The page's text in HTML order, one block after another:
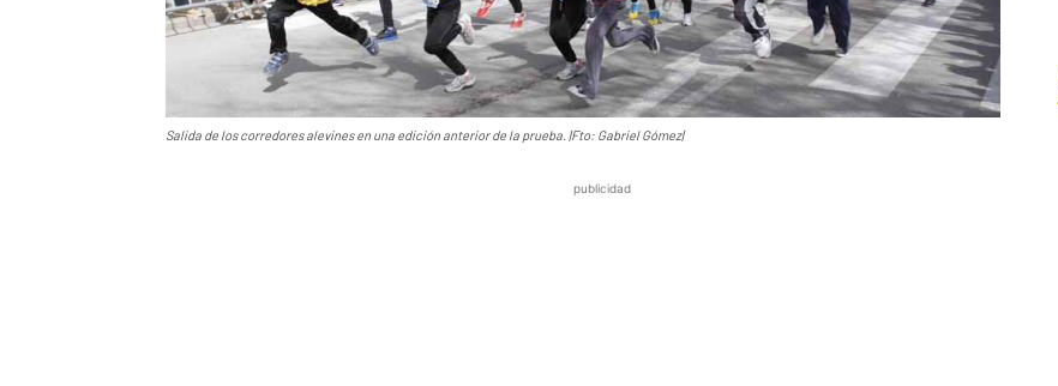
Salida de los corredores alevines en una edición anterior de la prueba. |Fto: Gabriel Gómez|
publicidad